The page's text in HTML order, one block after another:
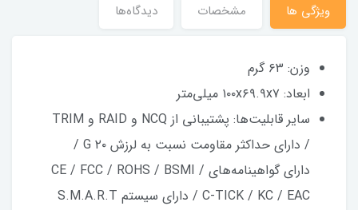
ویژگی ها مشخصات دیدگاه‌ها
وزن: ۶۳ گرم
ابعاد: ۱۰۰x۶۹.۹x۷ میلی‌متر
سایر قابلیت‌ها: پشتیبانی از NCQ و RAID و TRIM
/ دارای حداکثر مقاومت نسبت به لرزش ۲۰ G /
دارای گواهینامه‌های CE / FCC / ROHS / BSMI /
C-TICK / KC / EAC / دارای سیستم S.M.A.R.T